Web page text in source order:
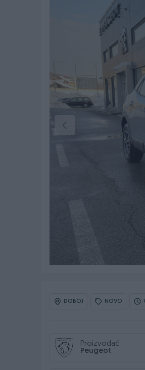
DOBOJ NOVO
Proizvođač
Peugeot